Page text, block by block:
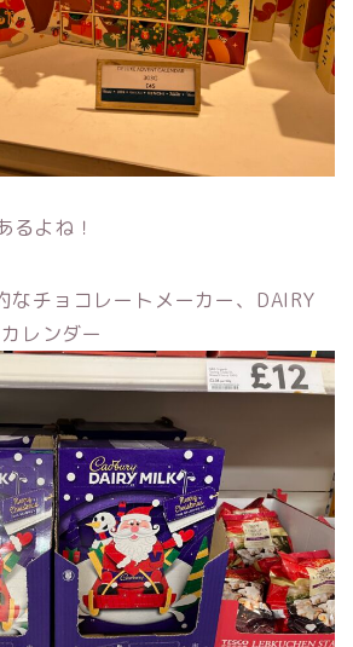
るよね！
チョコレートメーカー、DAIRY
レンダー